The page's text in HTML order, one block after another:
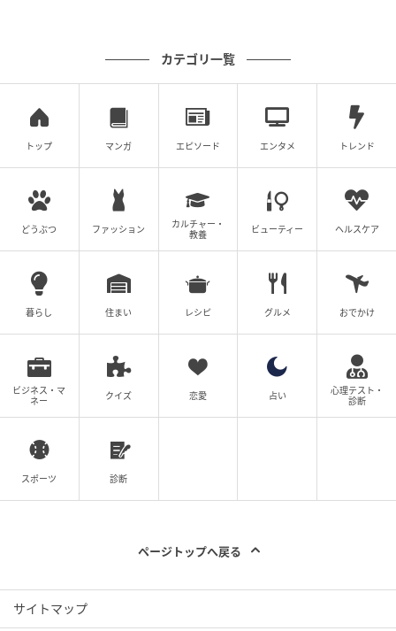
カテゴリ一覧
トップ マンガ エピソード エンタメ トレンド
どうぶつ ファッション
カルチャー・
教養
ビューティー ヘルスケア
暮らし 住まい レシピ グルメ おでかけ
ビジネス・マ
ネー
クイズ 恋愛 占い
心理テスト・
診断
スポーツ 診断
ページトップへ戻る
サイトマップ